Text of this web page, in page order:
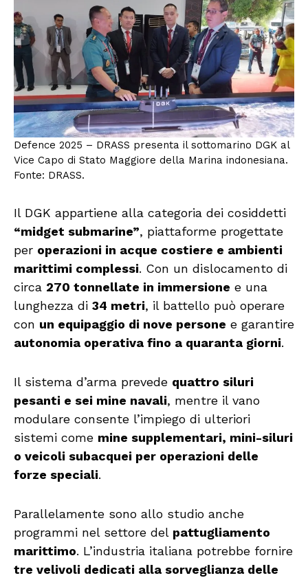
Defence 2025 – DRASS presenta il sottomarino DGK al
Vice Capo di Stato Maggiore della Marina indonesiana.
Fonte: DRASS.
Il DGK appartiene alla categoria dei cosiddetti
“midget submarine”, piattaforme progettate
per operazioni in acque costiere e ambienti
marittimi complessi. Con un dislocamento di
circa 270 tonnellate in immersione e una
lunghezza di 34 metri, il battello può operare
con un equipaggio di nove persone e garantire
autonomia operativa fino a quaranta giorni.
Il sistema d’arma prevede quattro siluri
pesanti e sei mine navali, mentre il vano
modulare consente l’impiego di ulteriori
sistemi come mine supplementari, mini-siluri
o veicoli subacquei per operazioni delle
forze speciali.
Parallelamente sono allo studio anche
programmi nel settore del pattugliamento
marittimo. L’industria italiana potrebbe fornire
tre velivoli dedicati alla sorveglianza delle